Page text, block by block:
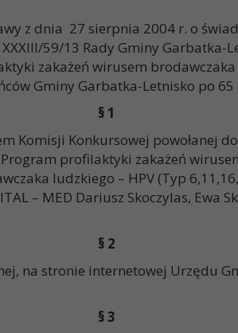
z dnia 27 sierpnia 2004 r. o
59/13 Rady Gminy
zakażeń wirusem
Gminy Garbatka-Letnisko po
§ 1
Komisji Konkursowej powołanej
profilaktyki zakażeń
ludzkiego – HPV (Typ
– MED Dariusz Skoczylas, Ewa
§ 2
na stronie internetowej Urzędu
§ 3